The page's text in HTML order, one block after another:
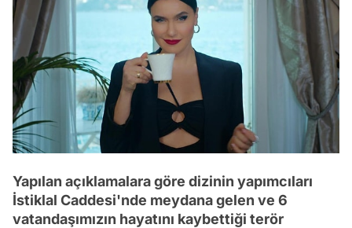
Yapılan açıklamalara göre dizinin yapımcıları
İstiklal Caddesi'nde meydana gelen ve 6
vatandaşımızın hayatını kaybettiği terör